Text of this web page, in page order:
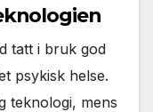
tatt i bruk god
psykisk helse.
teknologi, mens